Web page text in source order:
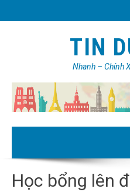
TIN
Nhanh – Chính
Học bổng lên